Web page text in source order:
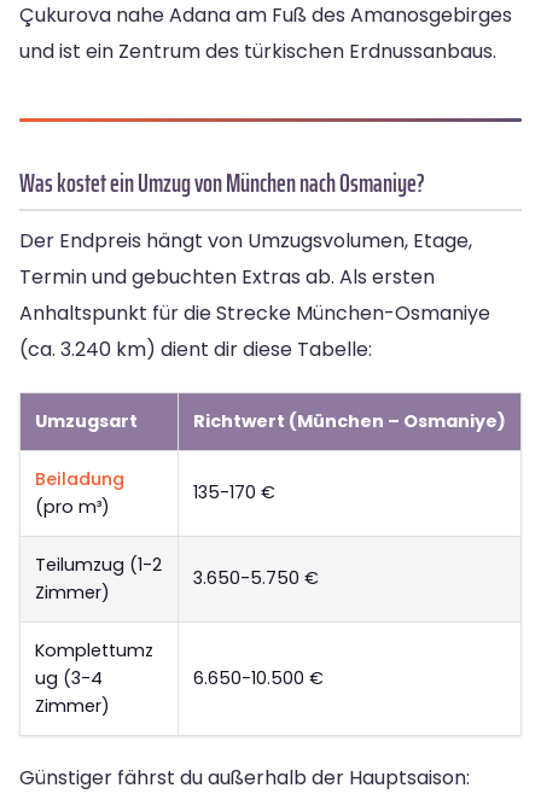
Çukurova nahe Adana am Fuß des Amanosgebirges
und ist ein Zentrum des türkischen Erdnussanbaus.
Was kostet ein Umzug von München nach Osmaniye?
Der Endpreis hängt von Umzugsvolumen, Etage,
Termin und gebuchten Extras ab. Als ersten
Anhaltspunkt für die Strecke München-Osmaniye
(ca. 3.240 km) dient dir diese Tabelle:
Umzugsart Richtwert (München – Osmaniye)
Beiladung
(pro m³)
135-170 €
Teilumzug (1-2
Zimmer)
3.650-5.750 €
Komplettumz
ug (3-4
Zimmer)
6.650-10.500 €
Günstiger fährst du außerhalb der Hauptsaison: